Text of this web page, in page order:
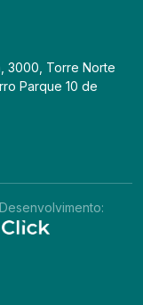
3000, Torre Norte
Parque 10 de
Desenvolvimento: